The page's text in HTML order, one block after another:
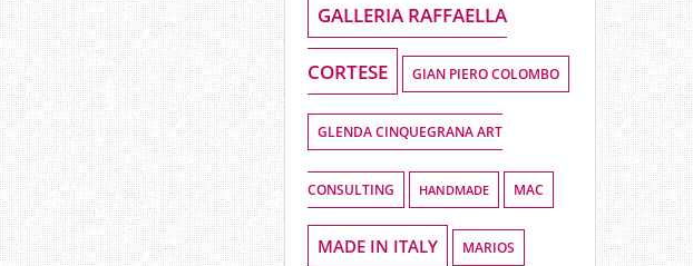
GALLERIA RAFFAELLA
CORTESE GIAN PIERO COLOMBO
GLENDA CINQUEGRANA ART
CONSULTING HANDMADE MAC
MADE IN ITALY MARIOS